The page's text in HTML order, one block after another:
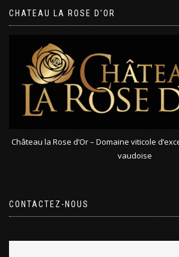
CHATEAU LA ROSE D’OR
Château la Rose d’Or – Domaine viticole
vaudoise
CONTACTEZ-NOUS